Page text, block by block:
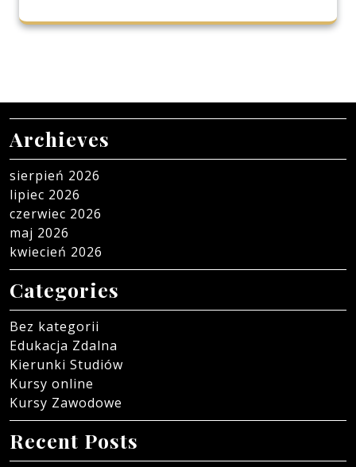
Archieves
sierpień 2026
lipiec 2026
czerwiec 2026
maj 2026
kwiecień 2026
Categories
Bez kategorii
Edukacja Zdalna
Kierunki Studiów
Kursy online
Kursy Zawodowe
Recent Posts